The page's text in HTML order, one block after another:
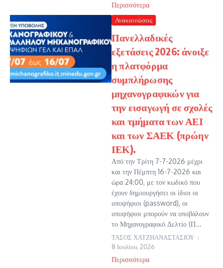
Περισσότερα
Ανακοινώσεις
Πανελλαδικές
εξετάσεις 2026: άνοιξε
η πλατφόρμα
συμπλήρωσης
μηχανογραφικών για
την εισαγωγή σε σχολές
και τμήματα των ΑΕΙ
και των ΣΑΕΚ (πρώην
ΙΕΚ).
Από την Τρίτη 7-7-2026 μέχρι
και την Πέμπτη 16-7-2026 και
ώρα 24:00, με τον κωδικό που
έχουν δημιουργήσει οι ίδιοι οι
υποψήφιοι (password), οι
υποψήφιοι μπορούν να υποβάλουν
το Μηχανογραφικό Δελτίο (Π...
ΤΑΣΟΣ ΧΑΤΖΗΑΝΑΣΤΑΣΙΟΥ
8 Ιουλίου, 2026
Περισσότερα